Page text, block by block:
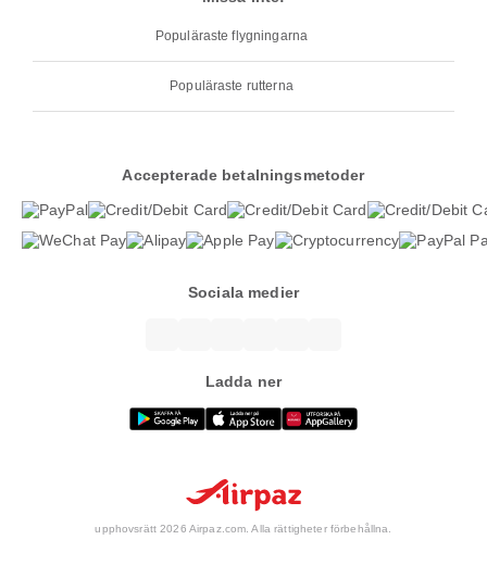
Populäraste flygningarna
Populäraste rutterna
Accepterade betalningsmetoder
Sociala medier
Ladda ner
upphovsrätt 2026 Airpaz.com. Alla rättigheter förbehållna.